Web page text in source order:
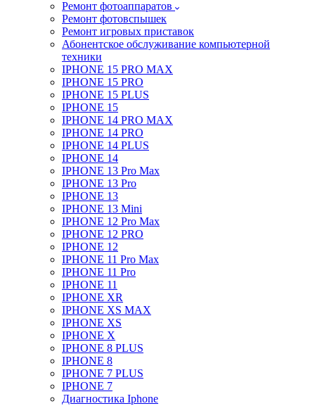
Ремонт фотоаппаратов
Ремонт фотовспышек
Ремонт игровых приставок
Абонентское обслуживание компьютерной
техники
IPHONE 15 PRO MAX
IPHONE 15 PRO
IPHONE 15 PLUS
IPHONE 15
IPHONE 14 PRO MAX
IPHONE 14 PRO
IPHONE 14 PLUS
IPHONE 14
IPHONE 13 Pro Max
IPHONE 13 Pro
IPHONE 13
IPHONE 13 Mini
IPHONE 12 Pro Max
IPHONE 12 PRO
IPHONE 12
IPHONE 11 Pro Max
IPHONE 11 Pro
IPHONE 11
IPHONE XR
IPHONE XS MAX
IPHONE XS
IPHONE X
IPHONE 8 PLUS
IPHONE 8
IPHONE 7 PLUS
IPHONE 7
Диагностика Iphone